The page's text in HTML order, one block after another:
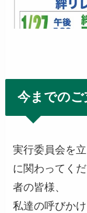
今までの
実行委員会を
に関わってく
者の皆様、
私達の呼びか